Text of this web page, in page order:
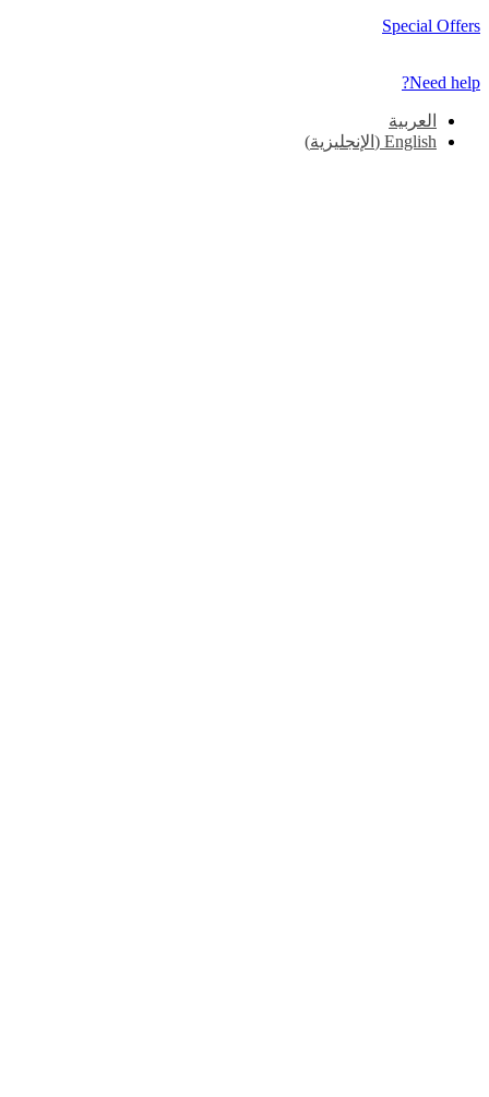
Special Offers
Need help?
العربية
English
( الإنجليزية)